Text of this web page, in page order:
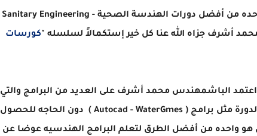
أشرف جزاه الله عنا كل خير إستكمالاً لسلسله "كورسات
الباشمهندس محمد أشرف على العديد من البرامج والتي
سوف يتعلمها الدارس ضمنياً أثناء متابعته لهذه الدورة مثل برامج ( Autocad - WaterGmes ) دون الحاجه للحصول
واحده من أفضل الطرق لتعلم البرامج الهندسيه عوضا عن